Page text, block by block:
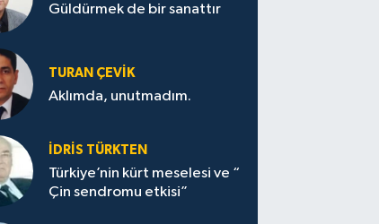
Güldürmek de bir sanattır
TURAN ÇEVİK
Aklımda, unutmadım.
İDRİS TÜRKTEN
Türkiye’nin kürt meselesi ve “
Çin sendromu etkisi”